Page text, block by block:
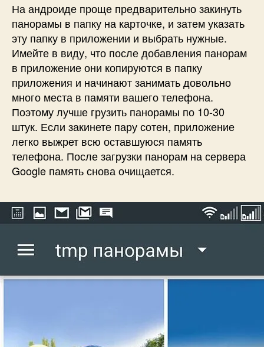
На андроиде проще предварительно закинуть
панорамы в папку на карточке, и затем указать
эту папку в приложении и выбрать нужные.
Имейте в виду, что после добавления панорам
в приложение они копируются в папку
приложения и начинают занимать довольно
много места в памяти вашего телефона.
Поэтому лучше грузить панорамы по 10-30
штук. Если закинете пару сотен, приложение
легко выжрет всю оставшуюся память
телефона. После загрузки панорам на сервера
Google память снова очищается.